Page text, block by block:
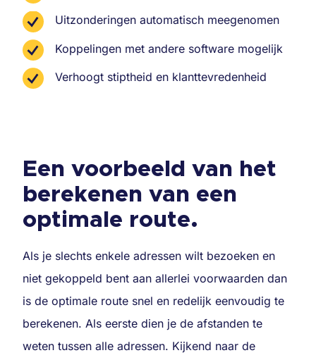
Uitzonderingen automatisch meegenomen
Koppelingen met andere software mogelijk
Verhoogt stiptheid en klanttevredenheid
Een voorbeeld van het
berekenen van een
optimale route.
Als je slechts enkele adressen wilt bezoeken en
niet gekoppeld bent aan allerlei voorwaarden dan
is de optimale route snel en redelijk eenvoudig te
berekenen. Als eerste dien je de afstanden te
weten tussen alle adressen. Kijkend naar de